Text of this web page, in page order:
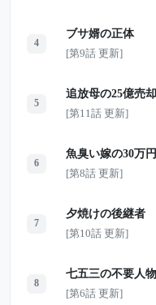
4
ブサ婿の正体
[第9話 更新]
5
追放母の25億売却
[第11話 更新]
6
魚臭い嫁の30万
[第8話 更新]
7
夕焼けの後継者
[第10話 更新]
8
七五三の不要人物
[第6話 更新]